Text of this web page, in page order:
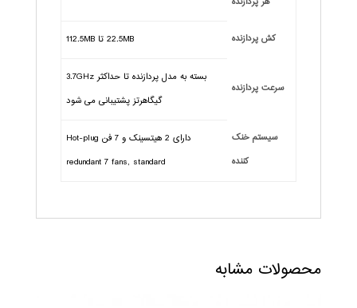
کش پردازنده 22.5MB تا 112.5MB
سرعت پردازنده
بسته به مدل پردازنده تا حداکثر 3.7GHz
گیگاهرتز پشتیبانی می شود
سیستم خنک
کننده
دارای 2 هیتسینک و 7 فن Hot-plug
redundant 7 fans, standard
محصولات مشابه